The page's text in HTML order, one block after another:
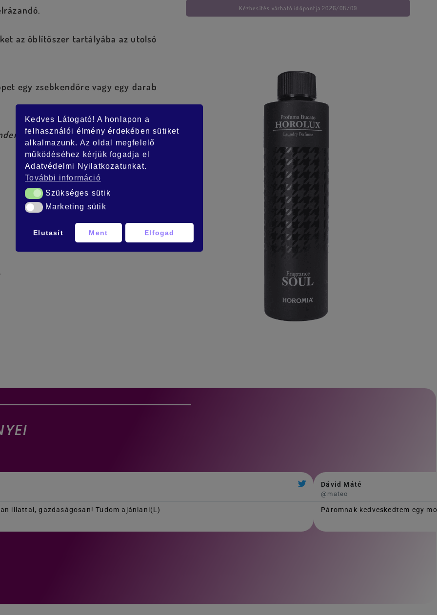
az öblítőszer tartályába az utolsó
egy zsebkendőre vagy egy darab
5 liter vízhez az utolsó öblítésnél
Kézbesítés várható időpontja 2026/08/09
illattal, gazdaságosan! Tudom ajánlani(L)
Dávid Máté
@mateo
Páromnak kedveskedtem egy
Kedves Látogató! A honlapon a
felhasználói élmény érdekében sütiket
alkalmazunk. Az oldal megfelelő
működéséhez kérjük fogadja el
Adatvédelmi Nyilatkozatunkat.
További információ
Szükséges sütik
Szükséges sütik
Marketing sütik
Marketing sütik
Elutasít Ment Elfogad